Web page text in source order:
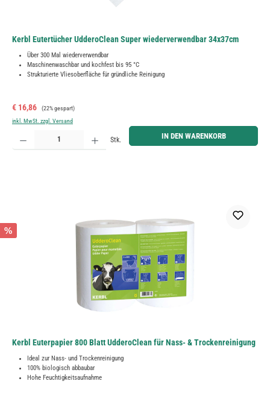
Kerbl Eutertücher UdderoClean Super wiederverwendbar 34x37cm
Über 300 Mal wiederverwendbar
Maschinenwaschbar und kochfest bis 95 °C
Strukturierte Vliesoberfläche für gründliche Reinigung
Verkaufspreis:
€ 16,86 Regulärer Preis:
(22% gespart)
inkl. MwSt. zzgl. Versand
Produkt Anzahl: Gib den gewünschten Wert ein oder benutze die Schaltflächen um die Anzahl zu
Stk. IN DEN WARENKORB
%
Kerbl Euterpapier 800 Blatt UdderoClean für Nass- & Trockenreinigung
Ideal zur Nass- und Trockenreinigung
100% biologisch abbaubar
Hohe Feuchtigkeitsaufnahme